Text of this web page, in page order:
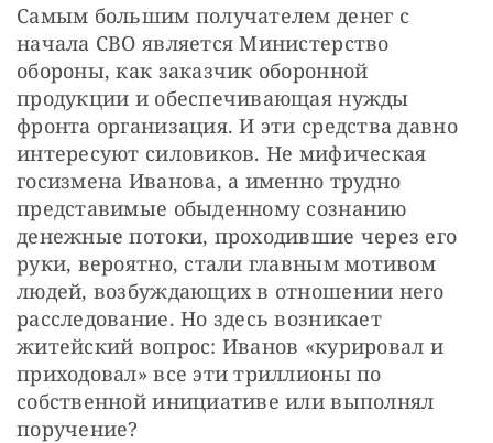
Самым большим получателем денег с
начала СВО является Министерство
обороны, как заказчик оборонной
продукции и обеспечивающая нужды
фронта организация. И эти средства давно
интересуют силовиков. Не мифическая
госизмена Иванова, а именно трудно
представимые обыденному сознанию
денежные потоки, проходившие через его
руки, вероятно, стали главным мотивом
людей, возбуждающих в отношении него
расследование. Но здесь возникает
житейский вопрос: Иванов «курировал и
приходовал» все эти триллионы по
собственной инициативе или выполнял
поручение?